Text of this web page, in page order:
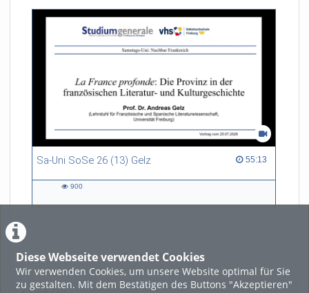
Diese Webseite verwendet Cookies
Wir verwenden Cookies, um unsere Website optimal für Sie
zu gestalten. Mit dem Bestätigen des Buttons "Akzeptieren"
Sa-Uni SoSe 26 (13) Gelz 55:13
55:13 duration
900
LADE MEHR